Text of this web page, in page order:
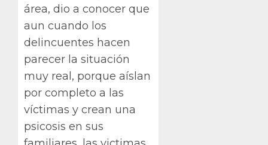
área, dio a conocer que
aun cuando los
delincuentes hacen
parecer la situación
muy real, porque aíslan
por completo a las
víctimas y crean una
psicosis en sus